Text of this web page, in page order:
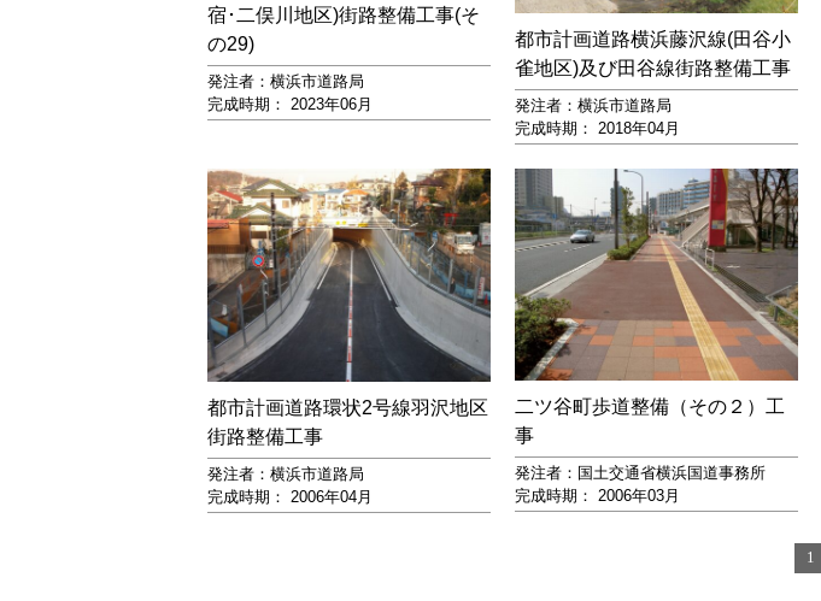
宿･二俣川地区)街路整備工事(そ
の29)
発注者：横浜市道路局
完成時期： 2023年06月
都市計画道路横浜藤沢線(田谷小
雀地区)及び田谷線街路整備工事
発注者：横浜市道路局
完成時期： 2018年04月
都市計画道路環状2号線羽沢地区
街路整備工事
発注者：横浜市道路局
完成時期： 2006年04月
二ツ谷町歩道整備（その２）工
事
発注者：国土交通省横浜国道事務所
完成時期： 2006年03月
1